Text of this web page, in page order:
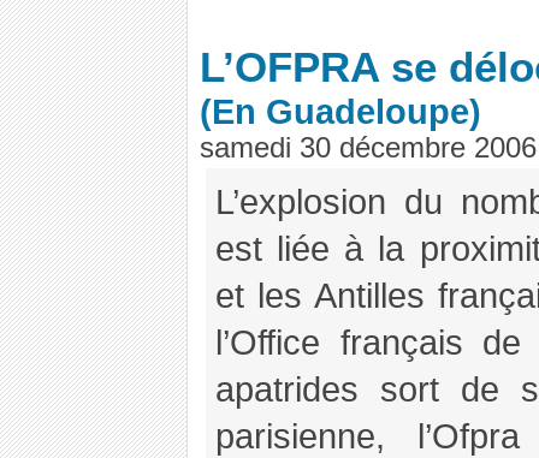
L’OFPRA se
(En Guadeloupe)
samedi 30 décembre 2006
L’explosion du
est liée à la
et les Antilles
l’Office français
apatrides sort de
parisienne,